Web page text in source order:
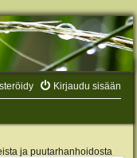
Kirjaudu sisään
ja puutarhanhoidosta